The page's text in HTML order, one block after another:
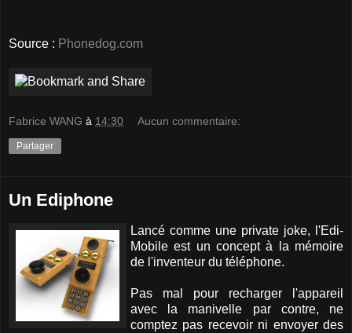
Source : Phonedog.com
Fabrice WANG à 14:30 Aucun commentaire:
Partager
Un Ediphone
Lancé comme une private joke, l'Edi-
Mobile est un concept à la mémoire
de l'inventeur du téléphone.
Pas mal pour recharger l'appareil
avec la manivelle par contre, ne
comptez pas recevoir ni envoyer des